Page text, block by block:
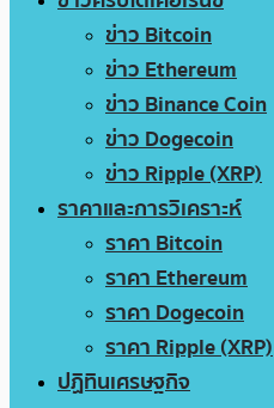
ข่าว Bitcoin
ข่าว Ethereum
ข่าว Binance Coin
ข่าว Dogecoin
ข่าว Ripple (XRP)
ราคาและการวิเคราะห์
ราคา Bitcoin
ราคา Ethereum
ราคา Dogecoin
ราคา Ripple (XRP)
ปฏิทินเศรษฐกิจ